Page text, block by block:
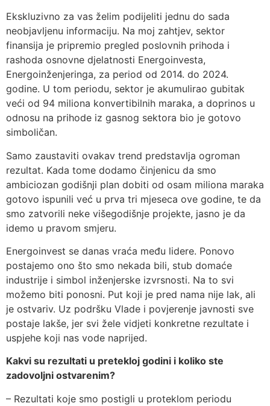
Ekskluzivno za vas želim podijeliti jednu do sada
neobjavljenu informaciju. Na moj zahtjev, sektor
finansija je pripremio pregled poslovnih prihoda i
rashoda osnovne djelatnosti Energoinvesta,
Energoinženjeringa, za period od 2014. do 2024.
godine. U tom periodu, sektor je akumulirao gubitak
veći od 94 miliona konvertibilnih maraka, a doprinos u
odnosu na prihode iz gasnog sektora bio je gotovo
simboličan.
Samo zaustaviti ovakav trend predstavlja ogroman
rezultat. Kada tome dodamo činjenicu da smo
ambiciozan godišnji plan dobiti od osam miliona maraka
gotovo ispunili već u prva tri mjeseca ove godine, te da
smo zatvorili neke višegodišnje projekte, jasno je da
idemo u pravom smjeru.
Energoinvest se danas vraća među lidere. Ponovo
postajemo ono što smo nekada bili, stub domaće
industrije i simbol inženjerske izvrsnosti. Na to svi
možemo biti ponosni. Put koji je pred nama nije lak, ali
je ostvariv. Uz podršku Vlade i povjerenje javnosti sve
postaje lakše, jer svi žele vidjeti konkretne rezultate i
uspjehe koji nas vode naprijed.
Kakvi su rezultati u pretekloj godini i koliko ste
zadovoljni ostvarenim?
– Rezultati koje smo postigli u proteklom periodu